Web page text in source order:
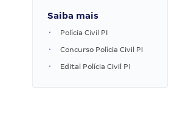
Saiba mais
Polícia Civil PI
Concurso Polícia Civil PI
Edital Polícia Civil PI